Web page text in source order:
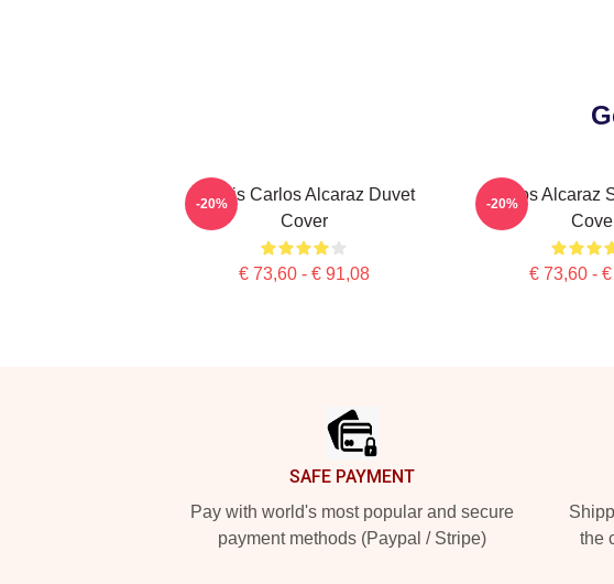
Tennis Carlos Alcaraz Duvet
Cover
€ 73,60 - € 91,08
-20%
Carlos Alcaraz
€ 73,60 -
-20%
SAFE PAYMENT
Pay with world's most popular and secure
payment methods (Paypal / Stripe)
the